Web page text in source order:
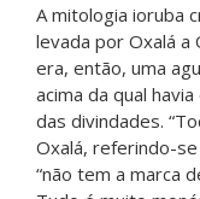
A mitologia ioruba
levada por Oxalá a
era, então, uma
acima da qual
das divindades.
Oxalá, referindo-
“não tem a marca